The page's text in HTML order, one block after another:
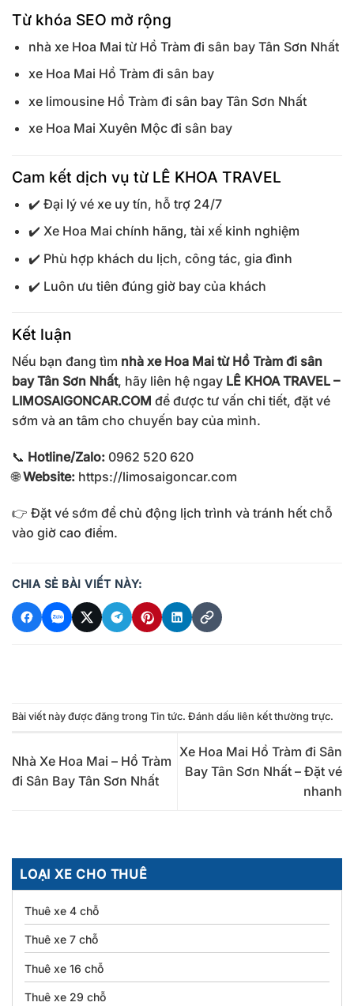
Từ khóa SEO mở rộng
nhà xe Hoa Mai từ Hồ Tràm đi sân bay Tân Sơn Nhất
xe Hoa Mai Hồ Tràm đi sân bay
xe limousine Hồ Tràm đi sân bay Tân Sơn Nhất
xe Hoa Mai Xuyên Mộc đi sân bay
Cam kết dịch vụ từ LÊ KHOA TRAVEL
✔️ Đại lý vé xe uy tín, hỗ trợ 24/7
✔️ Xe Hoa Mai chính hãng, tài xế kinh nghiệm
✔️ Phù hợp khách du lịch, công tác, gia đình
✔️ Luôn ưu tiên đúng giờ bay của khách
Kết luận
Nếu bạn đang tìm nhà xe Hoa Mai từ Hồ Tràm đi sân
bay Tân Sơn Nhất, hãy liên hệ ngay LÊ KHOA TRAVEL –
LIMOSAIGONCAR.COM để được tư vấn chi tiết, đặt vé
sớm và an tâm cho chuyến bay của mình.
📞 Hotline/Zalo: 0962 520 620
🌐Website: https://limosaigoncar.com
👉 Đặt vé sớm để chủ động lịch trình và tránh hết chỗ
vào giờ cao điểm.
CHIA SẺ BÀI VIẾT NÀY:
Bài viết này được đăng trong Tin tức. Đánh dấu liên kết thường trực.
Nhà Xe Hoa Mai – Hồ Tràm
đi Sân Bay Tân Sơn Nhất
Xe Hoa Mai Hồ Tràm đi Sân
Bay Tân Sơn Nhất – Đặt vé
nhanh
LOẠI XE CHO THUÊ
Thuê xe 4 chỗ
Thuê xe 7 chỗ
Thuê xe 16 chỗ
Thuê xe 29 chỗ